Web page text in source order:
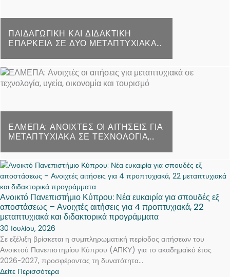
ΠΑΙΔΑΓΩΓΙΚΉ ΚΑΙ ΔΙΔΑΚΤΙΚΉ
ΕΠΆΡΚΕΙΑ ΣΕ ΔΎΟ ΜΕΤΑΠΤΥΧΙΑΚΆ
ΠΑΝΕΠΙΣΤΗΜΊΟΥ
ΕΛΜΕΠΑ: ΑΝΟΙΧΤΈΣ ΟΙ ΑΙΤΉΣΕΙΣ ΓΙΑ
ΜΕΤΑΠΤΥΧΙΑΚΆ ΣΕ ΤΕΧΝΟΛΟΓΊΑ,
Ανοικτό Πανεπιστήμιο Κύπρου: Νέα ευκαιρία για σπουδές εξ
αποστάσεως – Ανοιχτές αιτήσεις για 4 προπτυχιακά, 22
μεταπτυχιακά και διδακτορικά προγράμματα
30 Ιουλίου, 2026
Σε εξέλιξη βρίσκεται η συμπληρωματική περίοδος αιτήσεων του
Ανοικτού Πανεπιστημίου Κύπρου (ΑΠΚΥ) για το ακαδημαϊκό έτος
2026-2027, προσφέροντας τη δυνατότητα...
Δείτε Περισσότερα